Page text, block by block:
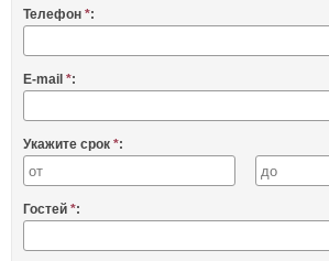
Телефон *:
E-mail *:
Укажите срок *:
Гостей *: